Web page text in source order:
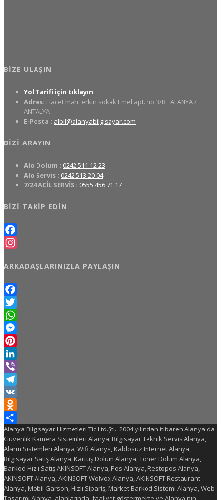
BIZE ULAŞIN
Yol Tarifi için tıklayın
Adres: Hacet mah. erkin sokak Emel apt. no:3/B ALANYA /
ANTALYA
E-Posta : albil@alanyabilgisayar.com
BIZI ARAYIN
Alo Dolum : 0242 511 12 23
Alo Servis : 0242 513 20 04
7/24 ACİL SERVİS : 0555 456 71 17
BIZI TAKIP EDIN
Facebook
ARKADAŞLARINIZLA PAYLAŞIN
Facebook
Twitter
WhatsApp
Messenger
Pinterest
LinkedIn
Viber
Telegram
VK
Odnoklassniki
Share
Alanya Bilgisayar Hizmetleri Tic.Ltd.Şti. 2004 yılından itibaren Alanya'da
Güvenlik Kamera Sistemleri Alanya, Bilgisayar Teknik Servis Alanya,
Alarm Sistemleri Alanya, Wifi Alanya, Kablosuz Internet Alanya,
Bilgisayar Satış Alanya, Kartuş Dolum Alanya, Toner Dolum Alanya,
Barkod Hızlı Satış AKINSOFT Alanya, Pos Alanya, Restopos Alanya,
AKINSOFT Alanya, AKINSOFT Wolvox Alanya, AKINSOFT Restaurant
Alanya, Mobil Garson, Hızlı Sipariş, Market Barkod Sistemi Alanya, Web
Tasarımı Alanya, alanlarında faaliyet göstermekte ve Alanya'nın